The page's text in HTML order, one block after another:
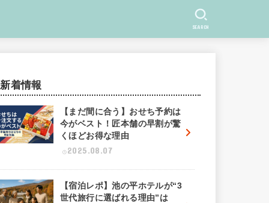
SEARCH
新着情報
【まだ間に合う】おせち予約は
今がベスト！匠本舗の早割が驚
くほどお得な理由
2025.08.07
【宿泊レポ】池の平ホテルが“3
世代旅行に選ばれる理由”は